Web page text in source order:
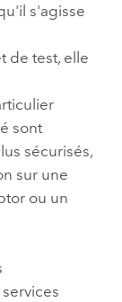
s'agisse
de test, elle
sont
sécurisés,
sur une
ou un